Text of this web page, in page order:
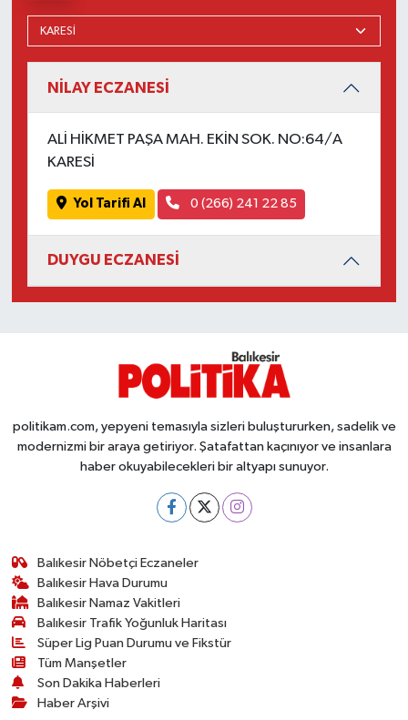
NİLAY ECZANESİ
ALİ HİKMET PAŞA MAH. EKİN SOK. NO:64/A
KARESİ
Yol Tarifi Al 0 (266) 241 22 85
DUYGU ECZANESİ
politikam.com, yepyeni temasıyla sizleri buluştururken, sadelik ve
modernizmi bir araya getiriyor. Şatafattan kaçınıyor ve insanlara
haber okuyabilecekleri bir altyapı sunuyor.
Balıkesir Nöbetçi Eczaneler
Balıkesir Hava Durumu
Balıkesir Namaz Vakitleri
Balıkesir Trafik Yoğunluk Haritası
Süper Lig Puan Durumu ve Fikstür
Tüm Manşetler
Son Dakika Haberleri
Haber Arşivi
TEKNOLOJİ
Trend
VİZYONDAKİLER
YAŞAM